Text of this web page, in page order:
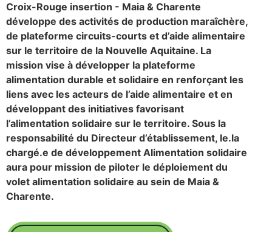
Croix-Rouge insertion - Maia & Charente
développe des activités de production maraîchère,
de plateforme circuits-courts et d’aide alimentaire
sur le territoire de la Nouvelle Aquitaine. La
mission vise à développer la plateforme
alimentation durable et solidaire en renforçant les
liens avec les acteurs de l’aide alimentaire et en
développant des initiatives favorisant
l’alimentation solidaire sur le territoire. Sous la
responsabilité du Directeur d’établissement, le.la
chargé.e de développement Alimentation solidaire
aura pour mission de piloter le déploiement du
volet alimentation solidaire au sein de Maia &
Charente.